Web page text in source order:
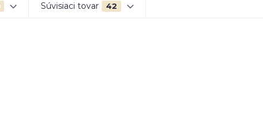
Súvisiaci tovar 42